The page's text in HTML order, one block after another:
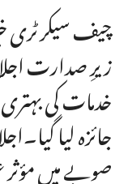
چیف سیکرٹری
زیرِ صدارت
خدمات کی
جائزہ لیا
صوبے میں مؤثر